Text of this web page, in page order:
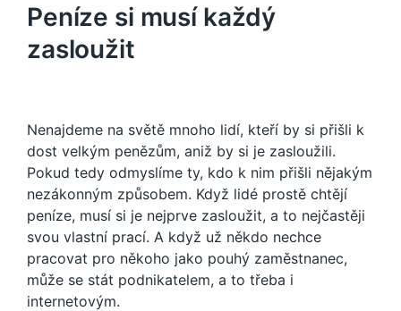
Peníze si musí každý
zasloužit
Nenajdeme na světě mnoho lidí, kteří by si přišli k
dost velkým penězům, aniž by si je zasloužili.
Pokud tedy odmyslíme ty, kdo k nim přišli nějakým
nezákonným způsobem. Když lidé prostě chtějí
peníze, musí si je nejprve zasloužit, a to nejčastěji
svou vlastní prací. A když už někdo nechce
pracovat pro někoho jako pouhý zaměstnanec,
může se stát podnikatelem, a to třeba i
internetovým.